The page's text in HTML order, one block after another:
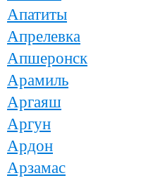
Апатиты
Апрелевка
Апшеронск
Арамиль
Аргаяш
Аргун
Ардон
Арзамас